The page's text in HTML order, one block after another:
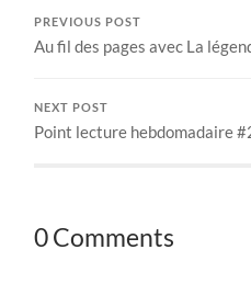
PREVIOUS POST
Au fil des pages avec La
NEXT POST
Point lecture hebdomadaire
0 Comments